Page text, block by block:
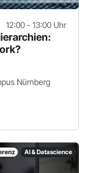
12:00 - 13:00 Uhr
Nürnberg
AI & Datascience